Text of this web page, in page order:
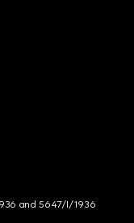
and 5647/I/1936